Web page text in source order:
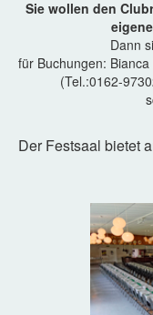
Sie wollen den
Dann
für Buchungen:
(Tel.:0162-
Der Festsaal bietet